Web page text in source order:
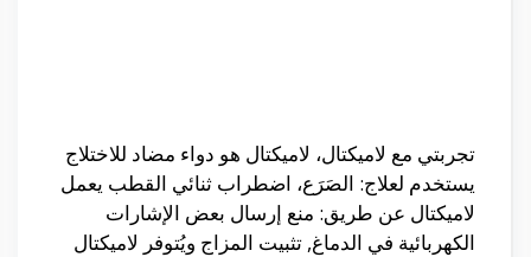
تجربتي مع لاميكتال، لاميكتال هو دواء مضاد للاختلاج
يستخدم لعلاج: الصَرَع، اضطراب ثنائي القطب يعمل
لاميكتال عن طريق: منع إرسال بعض الإشارات
الكهربائية في الدماغ, تثبيت المزاج ويُتوفر لاميكتال